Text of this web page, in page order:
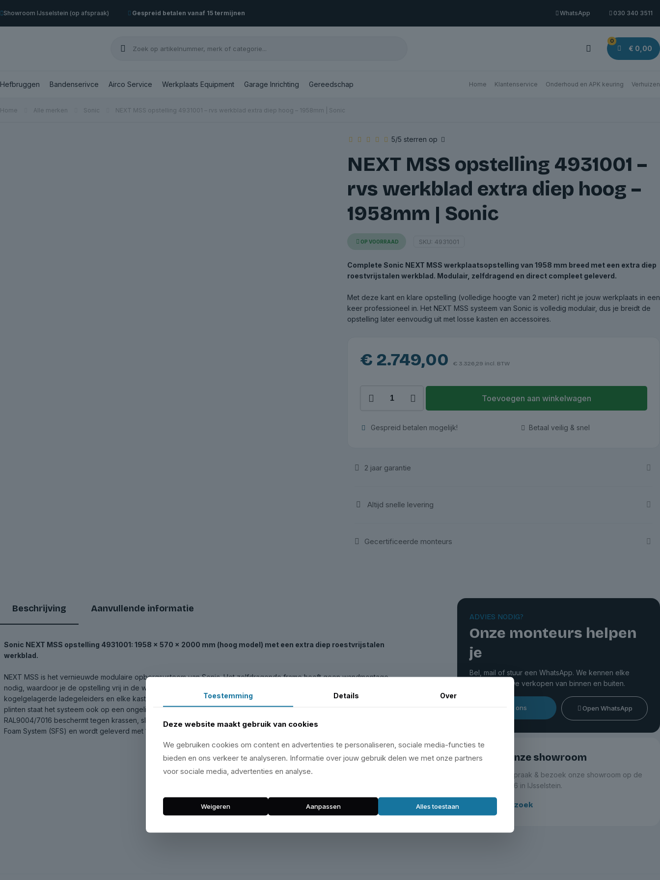
Showroom IJsselstein (op afspraak) Gespreid betalen vanaf 15 termijnen WhatsApp 030 340 3511
0
€ 0,00
Hefbruggen Bandenserivce Airco Service Werkplaats Equipment Garage Inrichting Gereedschap Home Klantenservice Onderhoud en APK keuring Verhuizen
Home Alle merken Sonic NEXT MSS opstelling 4931001 – rvs werkblad extra diep hoog – 1958mm | Sonic
5/5 sterren op
NEXT MSS opstelling 4931001 –
rvs werkblad extra diep hoog –
1958mm | Sonic
OP VOORRAAD SKU: 4931001
Complete Sonic NEXT MSS werkplaatsopstelling van 1958 mm breed met een extra diep
roestvrijstalen werkblad. Modulair, zelfdragend en direct compleet geleverd.
Met deze kant en klare opstelling (volledige hoogte van 2 meter) richt je jouw werkplaats in een
keer professioneel in. Het NEXT MSS systeem van Sonic is volledig modulair, dus je breidt de
opstelling later eenvoudig uit met losse kasten en accessoires.
€ 2.749,00 € 3.326,29 incl. BTW
MSS
extra
1958mm
aantal
Toevoegen aan winkelwagen
Gespreid betalen mogelijk! Betaal veilig & snel
2 jaar garantie
Altijd snelle levering
Gecertificeerde monteurs
Beschrijving Aanvullende informatie
Sonic NEXT MSS opstelling 4931001: 1958 x 570 x 2000 mm (hoog model) met een extra diep roestvrijstalen
werkblad.
NEXT MSS is het vernieuwde modulaire opbergsysteem van Sonic. Het zelfdragende frame heeft geen wandmontage
nodig, waardoor je de opstelling vrij in de werkplaats plaatst. De laden zijn 100% uitschuifbaar, lopen op
kogelgelagerde ladegeleiders en elke kast is afsluitbaar met slot en sleutels. Dankzij de verstelbare poten en dubbele
plinten staat het systeem ook op een ongelijke vloer strak en stabiel. De elektrostatisch gepoedercoate afwerking in
RAL9004/7016 beschermt tegen krassen, slijtage en corrosie. Het systeem is volledig te combineren met het Sonic
Foam System (SFS) en wordt geleverd met 10 jaar garantie.
ADVIES NODIG?
Onze monteurs helpen
je
Bel, mail of stuur een WhatsApp. We kennen elke
hefbrug die we verkopen van binnen en buiten.
Bel ons Open WhatsApp
Bezoek onze showroom
Maak een afspraak & bezoek onze showroom op de
Zeemanlaan 16 in IJsselstein.
Plan je bezoek
Toestemming Details Over
Deze website maakt gebruik van cookies
We gebruiken cookies om content en advertenties te personaliseren, sociale media-functies te
bieden en ons verkeer te analyseren. Informatie over jouw gebruik delen we met onze partners
voor sociale media, advertenties en analyse.
Weigeren Aanpassen Alles toestaan